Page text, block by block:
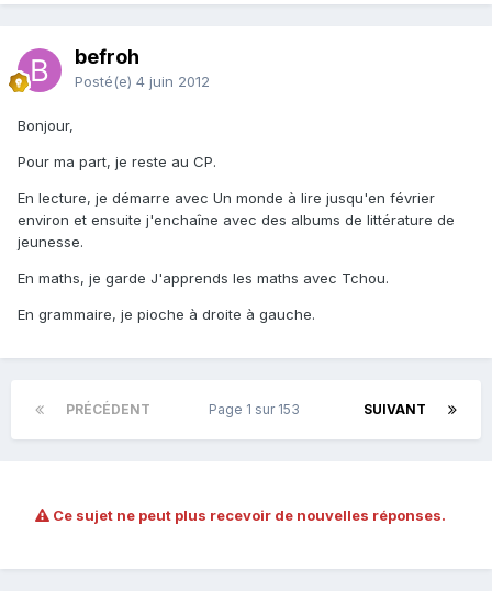
befroh
Posté(e) 4 juin 2012
Bonjour,
Pour ma part, je reste au CP.
En lecture, je démarre avec Un monde à lire jusqu'en février
environ et ensuite j'enchaîne avec des albums de littérature de
jeunesse.
En maths, je garde J'apprends les maths avec Tchou.
En grammaire, je pioche à droite à gauche.
PRÉCÉDENT SUIVANT
Page 1 sur 153
Ce sujet ne peut plus recevoir de nouvelles réponses.